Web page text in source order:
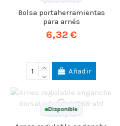
Bolsa portaherramientas
para arnés
6,32 €
Añadir
Disponible